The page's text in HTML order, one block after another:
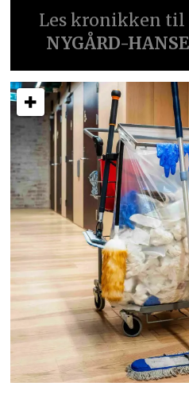
Les kronikken til
NYGÅRD-